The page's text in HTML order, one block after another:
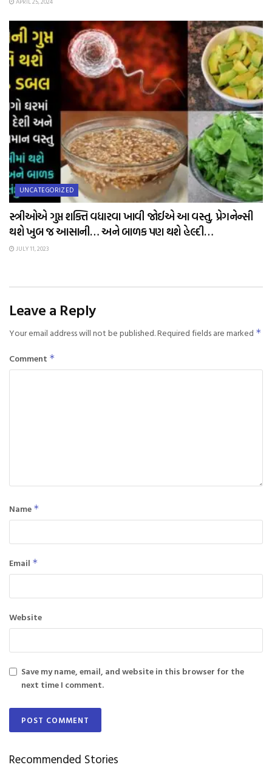
UNCATEGORIZED
સ્ત્રીઓએ ગુપ્ત શક્તિ વધારવા ખાવી જોઈએ આ વસ્તુ, પ્રેગનેન્સી
થશે ખુબ જ આસાની… અને બાળક પણ થશે હેલ્દી…
JULY 11, 2023
Leave a Reply
Your email address will not be published.Required fields are marked *
Comment *
Name *
Email *
Website
Save my name, email, and website in this browser for the
next time I comment.
Recommended Stories